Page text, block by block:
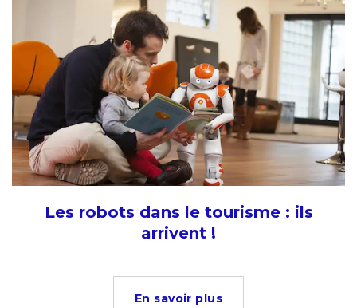
Les robots dans le tourisme : ils
arrivent !
En savoir plus